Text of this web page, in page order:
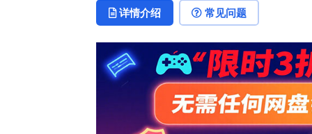
详情介绍 常见问题